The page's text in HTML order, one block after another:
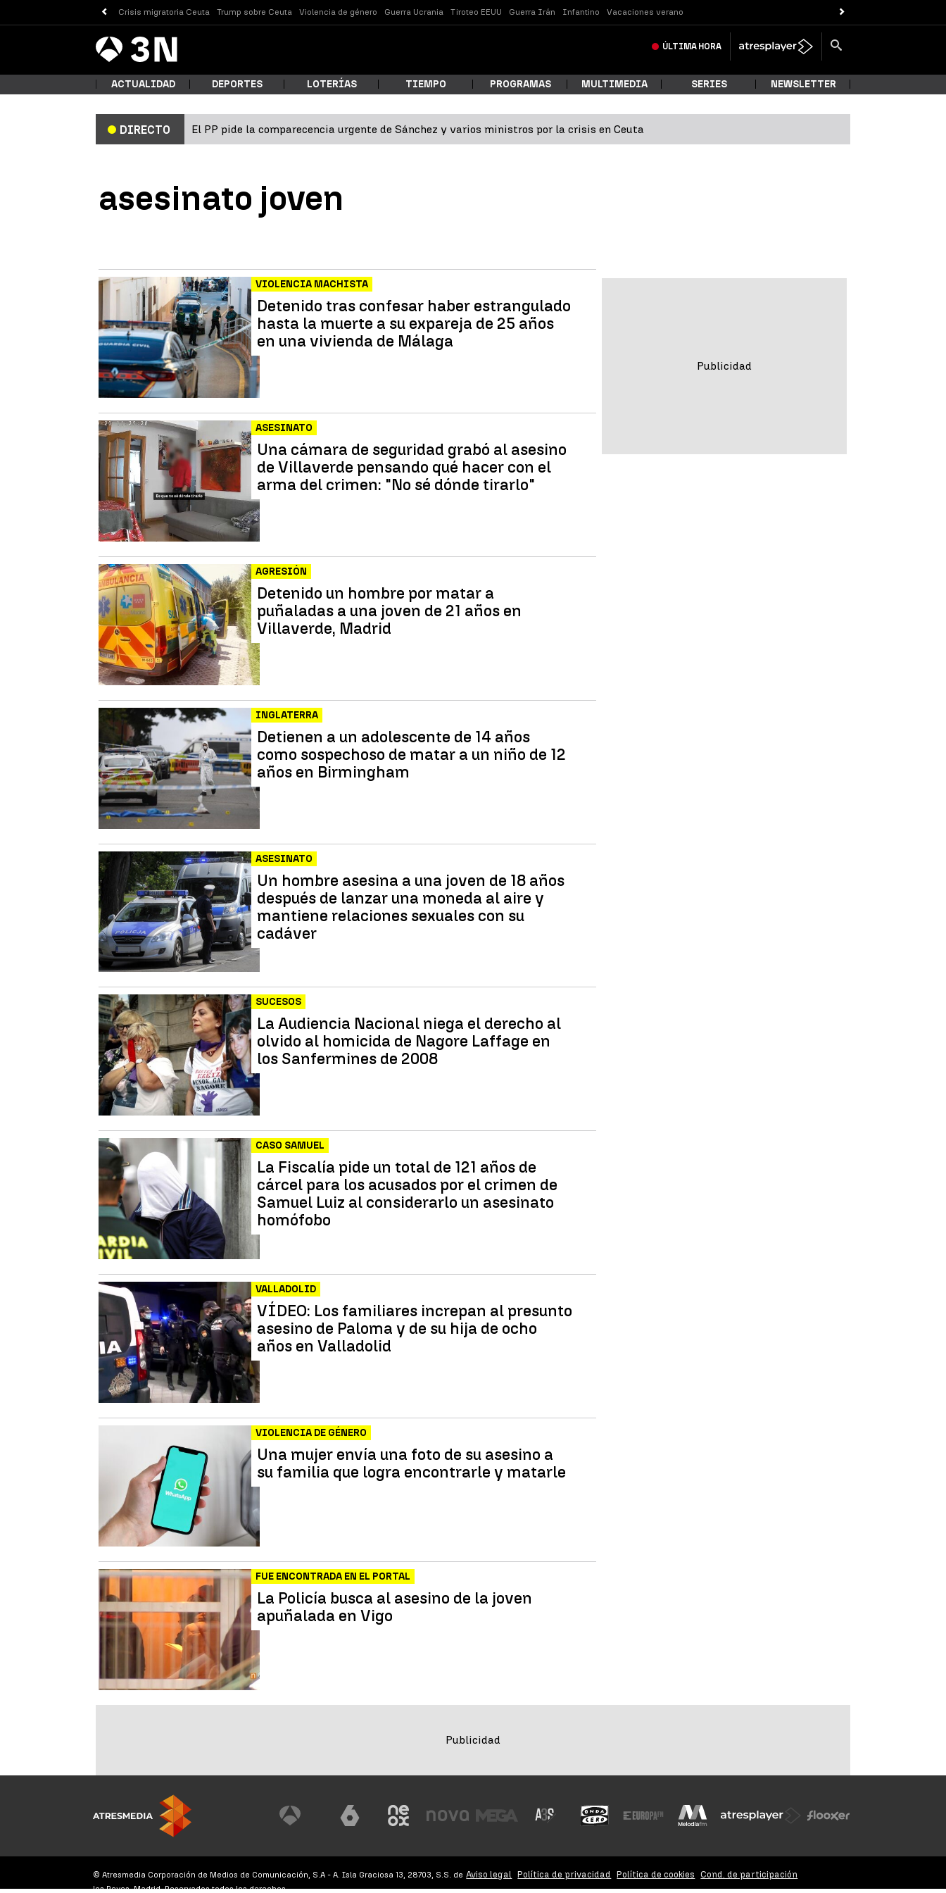
Crisis migratoria Ceuta Trump sobre Ceuta Violencia de género Guerra Ucrania Tiroteo EEUU Guerra Irán Infantino Vacaciones verano
Antena
3 Noticias ÚLTIMA HORA
Buscar
ACTUALIDAD DEPORTES LOTERÍAS TIEMPO PROGRAMAS MULTIMEDIA SERIES NEWSLETTER
DIRECTO El PP pide la comparecencia urgente de Sánchez y varios ministros por la crisis en Ceuta
asesinato joven
VIOLENCIA MACHISTA
Detenido tras confesar haber estrangulado
hasta la muerte a su expareja de 25 años
en una vivienda de Málaga
ASESINATO
Una cámara de seguridad grabó al asesino
de Villaverde pensando qué hacer con el
arma del crimen: "No sé dónde tirarlo"
AGRESIÓN
Detenido un hombre por matar a
puñaladas a una joven de 21 años en
Villaverde, Madrid
INGLATERRA
Detienen a un adolescente de 14 años
como sospechoso de matar a un niño de 12
años en Birmingham
ASESINATO
Un hombre asesina a una joven de 18 años
después de lanzar una moneda al aire y
mantiene relaciones sexuales con su
cadáver
SUCESOS
La Audiencia Nacional niega el derecho al
olvido al homicida de Nagore Laffage en
los Sanfermines de 2008
CASO SAMUEL
La Fiscalía pide un total de 121 años de
cárcel para los acusados por el crimen de
Samuel Luiz al considerarlo un asesinato
homófobo
VALLADOLID
VÍDEO: Los familiares increpan al presunto
asesino de Paloma y de su hija de ocho
años en Valladolid
VIOLENCIA DE GÉNERO
Una mujer envía una foto de su asesino a
su familia que logra encontrarle y matarle
FUE ENCONTRADA EN EL PORTAL
La Policía busca al asesino de la joven
apuñalada en Vigo
© Atresmedia Corporación de Medios de Comunicación, S.A - A. Isla Graciosa 13, 28703, S.S. de
los Reyes, Madrid. Reservados todos los derechos
Aviso legal Política de privacidad Política de cookies Cond. de participación